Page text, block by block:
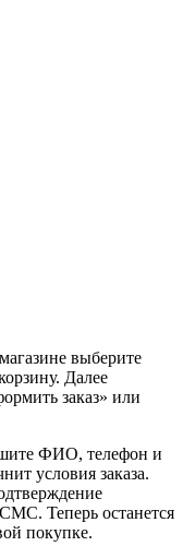
выберите
Далее
заказ» или
ФИО, телефон и
условия заказа.
Теперь останется
покупке.